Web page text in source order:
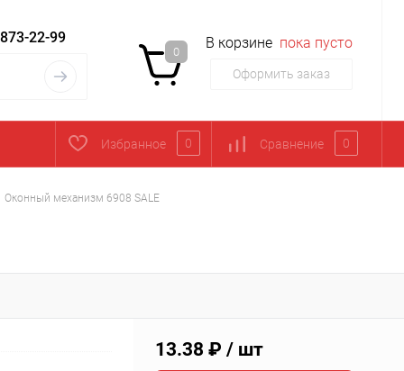
22-99
0
В корзине пока пусто
Оформить заказ
Избранное 0 Сравнение 0
Оконный механизм 6908 SALE
13.38 ₽ / шт